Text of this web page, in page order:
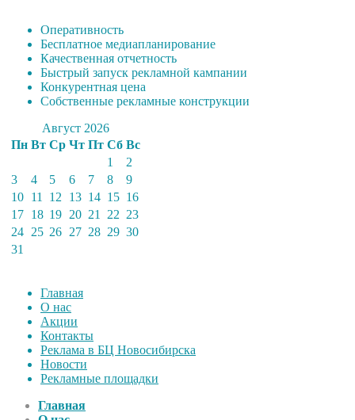
Оперативность
Бесплатное медиапланирование
Качественная отчетность
Быстрый запуск рекламной кампании
Конкурентная цена
Собственные рекламные конструкции
Август 2026
Пн Вт Ср Чт Пт Сб Вс
1
2
3
4 5 6 7 8
9
10 11 12 13 14 15 16
17 18 19 20 21 22 23
24 25 26 27 28 29 30
31
Главная
О нас
Акции
Контакты
Реклама в БЦ Новосибирска
Новости
Рекламные площадки
Главная